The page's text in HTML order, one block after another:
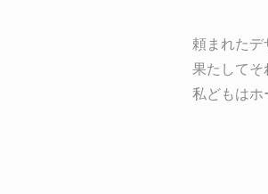
頼まれたデ
果たしてそ
私どもはホ